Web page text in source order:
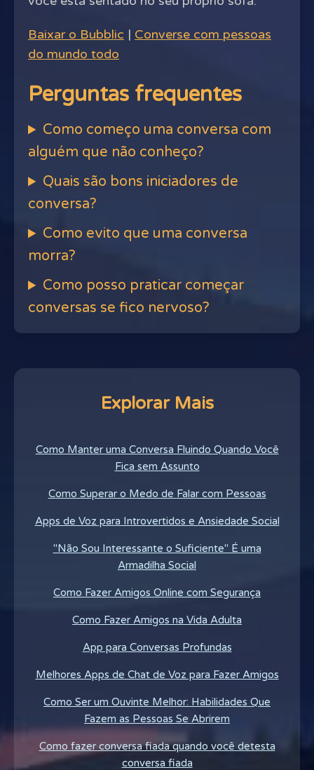
Baixar o Bubblic | Converse com pessoas
do mundo todo
Perguntas frequentes
Como começo uma conversa com
alguém que não conheço?
Quais são bons iniciadores de
conversa?
Como evito que uma conversa
morra?
Como posso praticar começar
conversas se fico nervoso?
Explorar Mais
Como Manter uma Conversa Fluindo Quando Você
Fica sem Assunto
Como Superar o Medo de Falar com Pessoas
Apps de Voz para Introvertidos e Ansiedade Social
"Não Sou Interessante o Suficiente" É uma
Armadilha Social
Como Fazer Amigos Online com Segurança
Como Fazer Amigos na Vida Adulta
App para Conversas Profundas
Melhores Apps de Chat de Voz para Fazer Amigos
Como Ser um Ouvinte Melhor: Habilidades Que
Fazem as Pessoas Se Abrirem
Como fazer conversa fiada quando você detesta
conversa fiada